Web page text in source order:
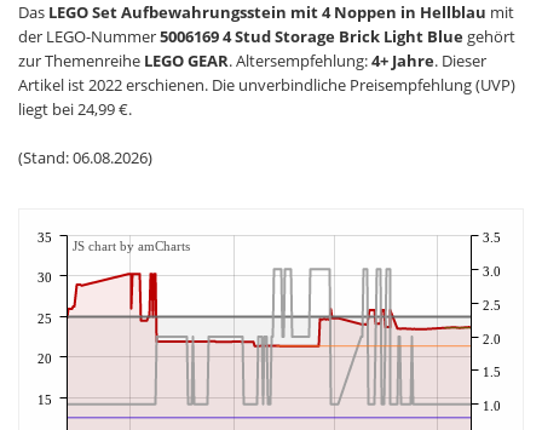
Das LEGO Set Aufbewahrungsstein mit 4 Noppen in Hellblau mit
der LEGO-Nummer5006169 4 Stud Storage Brick Light Bluegehört
zur Themenreihe LEGO GEAR. Altersempfehlung:4+ Jahre. Dieser
Artikel ist 2022 erschienen. Die unverbindliche Preisempfehlung (UVP)
liegt bei 24,99 €.
(Stand: 06.08.2026)
15
20
25
30
35
1.0
1.5
2.0
2.5
3.0
3.5
JS chart by amCharts